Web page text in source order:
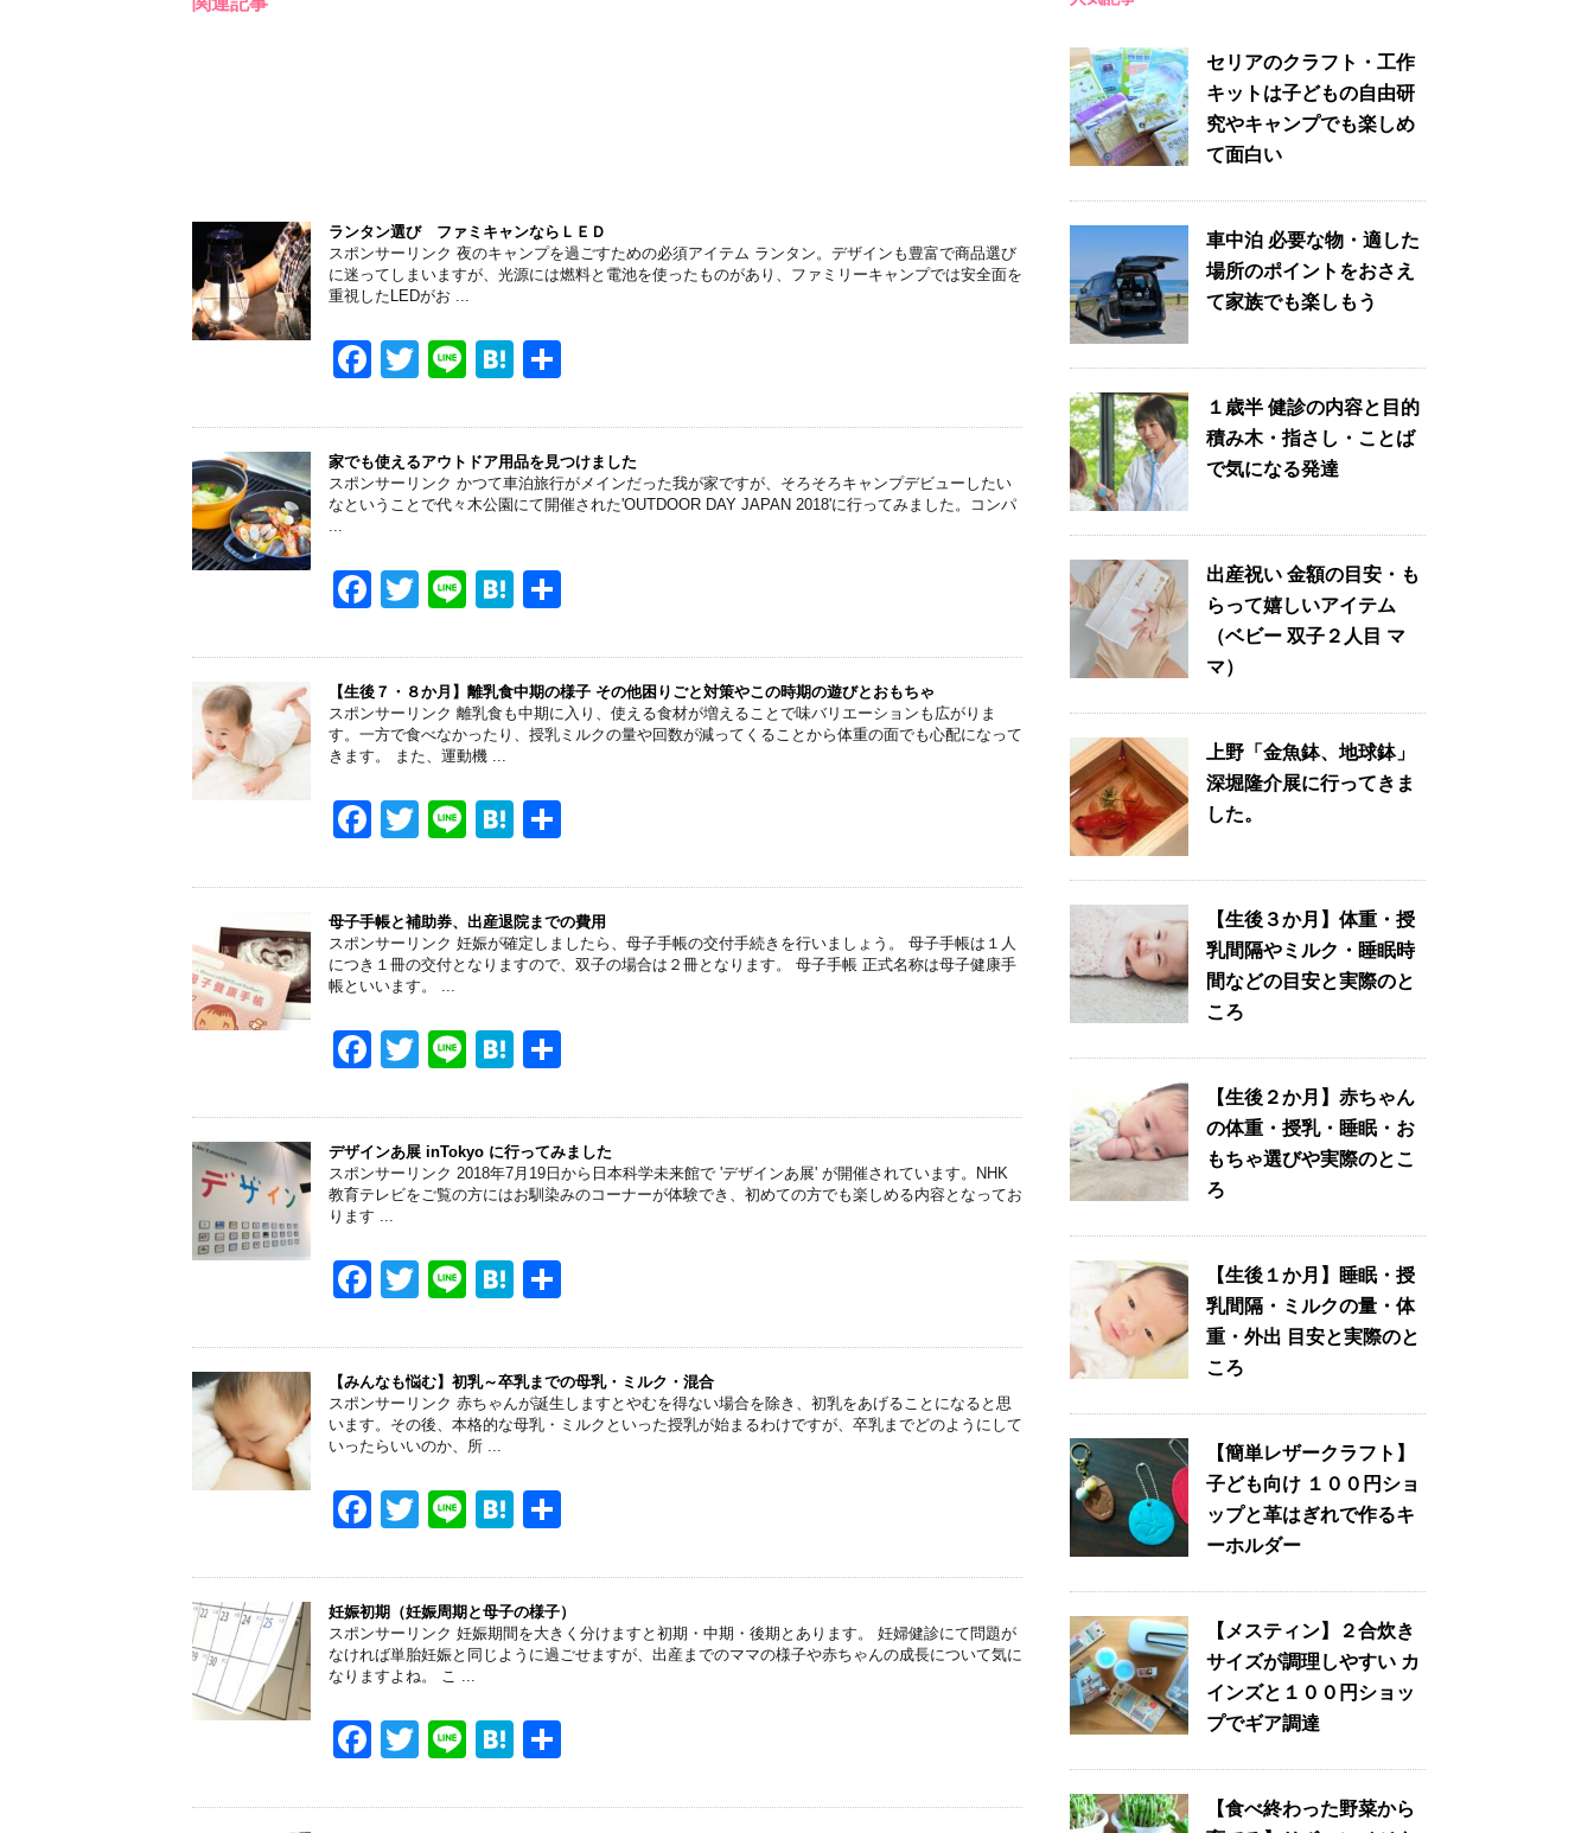
o
ランタン選び ファミキャンならＬＥＤ
スポンサーリンク 夜のキャンプを過ごすための必須アイテム ランタン。デザインも豊富で商品選び
に迷ってしまいますが、光源には燃料と電池を使ったものがあり、ファミリーキャンプでは安全面を
重視したLEDがお ...
F
c
e
b
o
T
tt
er
Li
e
H
e
n
a
家でも使えるアウトドア用品を見つけました
スポンサーリンク かつて車泊旅行がメインだった我が家ですが、そろそろキャンプデビューしたい
なということで代々木公園にて開催された'OUTDOOR DAY JAPAN 2018'に行ってみました。コンパ
...
F
c
e
b
o
T
tt
er
Li
e
H
e
n
a
【生後７・８か月】離乳食中期の様子 その他困りごと対策やこの時期の遊びとおもちゃ
スポンサーリンク 離乳食も中期に入り、使える食材が増えることで味バリエーションも広がりま
す。一方で食べなかったり、授乳ミルクの量や回数が減ってくることから体重の面でも心配になって
きます。 また、運動機 ...
F
c
e
b
o
T
tt
er
Li
e
H
e
n
a
母子手帳と補助券、出産退院までの費用
スポンサーリンク 妊娠が確定しましたら、母子手帳の交付手続きを行いましょう。 母子手帳は１人
につき１冊の交付となりますので、双子の場合は２冊となります。 母子手帳 正式名称は母子健康手
帳といいます。 ...
F
c
e
b
o
T
tt
er
Li
e
H
e
n
a
デザインあ展 inTokyo に行ってみました
スポンサーリンク 2018年7月19日から日本科学未来館で 'デザインあ展' が開催されています。NHK
教育テレビをご覧の方にはお馴染みのコーナーが体験でき、初めての方でも楽しめる内容となってお
ります ...
F
c
e
b
o
T
tt
er
Li
e
H
e
n
a
【みんなも悩む】初乳～卒乳までの母乳・ミルク・混合
スポンサーリンク 赤ちゃんが誕生しますとやむを得ない場合を除き、初乳をあげることになると思
います。その後、本格的な母乳・ミルクといった授乳が始まるわけですが、卒乳までどのようにして
いったらいいのか、所 ...
F
c
e
b
o
o
T
tt
er
Li
e
H
e
n
a
妊娠初期（妊娠周期と母子の様子）
スポンサーリンク 妊娠期間を大きく分けますと初期・中期・後期とあります。 妊婦健診にて問題が
なければ単胎妊娠と同じように過ごせますが、出産までのママの様子や赤ちゃんの成長について気に
なりますよね。 こ ...
F
c
T
tt
Li
e
H
e
セリアのクラフト・工作
キットは子どもの自由研
究やキャンプでも楽しめ
て面白い
車中泊 必要な物・適した
場所のポイントをおさえ
て家族でも楽しもう
１歳半 健診の内容と目的
積み木・指さし・ことば
で気になる発達
出産祝い 金額の目安・も
らって嬉しいアイテム
（ベビー 双子２人目 マ
マ）
上野「金魚鉢、地球鉢」
深堀隆介展に行ってきま
した。
【生後３か月】体重・授
乳間隔やミルク・睡眠時
間などの目安と実際のと
ころ
【生後２か月】赤ちゃん
の体重・授乳・睡眠・お
もちゃ選びや実際のとこ
ろ
【生後１か月】睡眠・授
乳間隔・ミルクの量・体
重・外出 目安と実際のと
ころ
【簡単レザークラフト】
子ども向け １００円ショ
ップと革はぎれで作るキ
ーホルダー
【メスティン】２合炊き
サイズが調理しやすい カ
インズと１００円ショッ
プでギア調達
【食べ終わった野菜から